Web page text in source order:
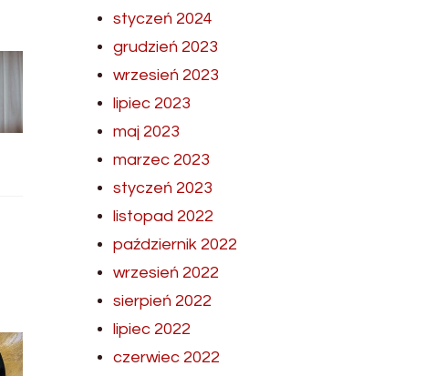
styczeń 2024
grudzień 2023
wrzesień 2023
lipiec 2023
maj 2023
marzec 2023
styczeń 2023
listopad 2022
październik 2022
wrzesień 2022
sierpień 2022
lipiec 2022
czerwiec 2022